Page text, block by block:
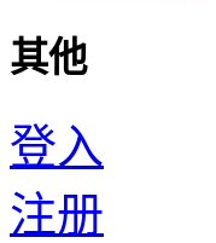
其他
登入
注册